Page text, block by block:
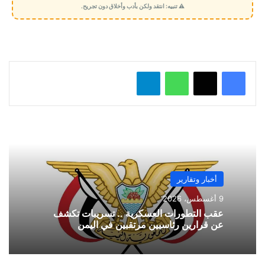
ي
⚠️ تنبيه: انتقد ولكن بأدب وأخلاق دون تجريح.
واتساب
أخبار وتقارير
9 أغسطس، 2026
عقب التطورات العسكرية .. تسريبات تكشف
عن قرارين رئاسيين مرتقبين في اليمن